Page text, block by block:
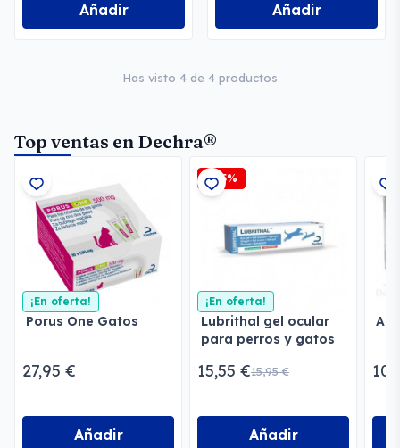
Añadir Añadir
Has visto 4 de 4 productos
Top ventas en Dechra®
¡En oferta!
Porus One Gatos
27,95 €
Añadir
-2,5%
¡En oferta!
Lubrithal gel ocular
para perros y gatos
15,55 €15,95 €
Añadir